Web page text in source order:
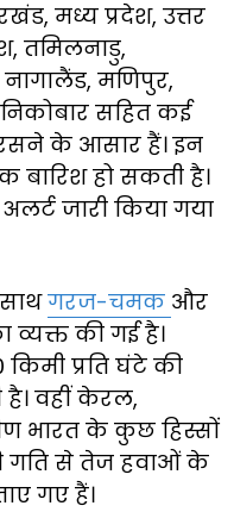
मध्य प्रदेश, उत्तर
तमिलनाडु,
मणिपुर,
सहित कई
के आसार हैं। इन
बारिश हो सकती है।
जारी किया गया
गरज-चमक और
की गई है।
प्रति घंटे की
वहीं केरल,
भारत के कुछ हिस्सों
गति से तेज हवाओं के
गए हैं।